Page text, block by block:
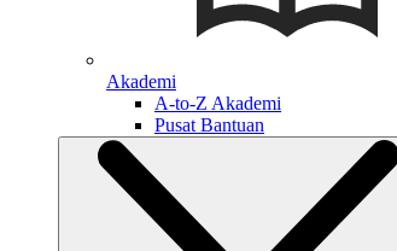
Akademi
A-to-Z Akademi
Pusat Bantuan